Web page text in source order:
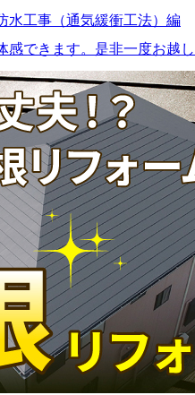
水工事（通気緩衝工法）編